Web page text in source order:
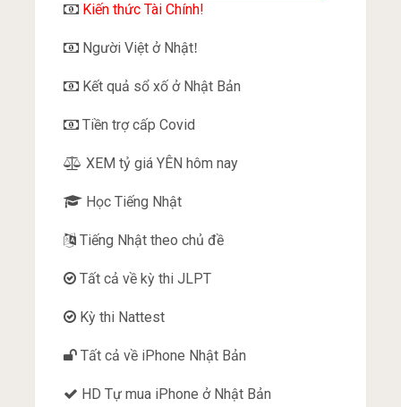
Kiến thức Tài Chính!
Người Việt ở Nhật!
Kết quả sổ xố ở Nhật Bản
Tiền trợ cấp Covid
XEM tỷ giá YÊN hôm nay
Học Tiếng Nhật
Tiếng Nhật theo chủ đề
Tất cả về kỳ thi JLPT
Kỳ thi Nattest
Tất cả về iPhone Nhật Bản
HD Tự mua iPhone ở Nhật Bản